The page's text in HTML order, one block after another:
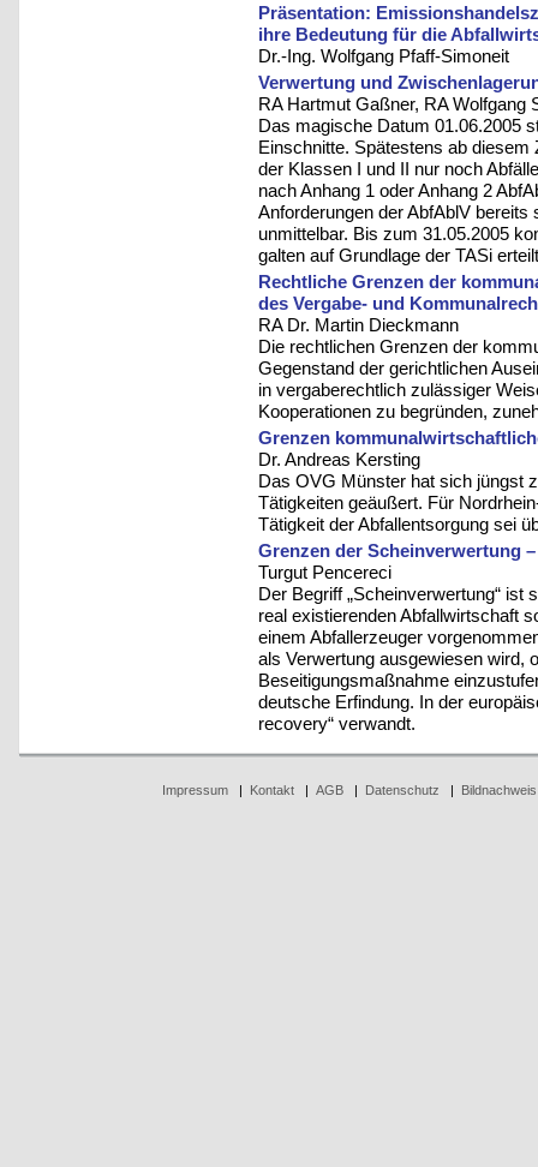
Präsentation:
ihre Bedeutung für die
Dr.-Ing. Wolfgang Pfaff-Simoneit
Verwertung und
RA Hartmut Gaßner, RA Wolfgang
Das magische Datum 01.06.2005
Einschnitte. Spätestens ab diesem
der Klassen I und II nur noch
nach Anhang 1 oder Anhang 2
Anforderungen der AbfAblV
unmittelbar. Bis zum 31.05.2005
galten auf Grundlage der TASi
Rechtliche Grenzen der
des Vergabe- und
RA Dr. Martin Dieckmann
Die rechtlichen Grenzen der
Gegenstand der gerichtlichen
in vergaberechtlich zulässiger
Kooperationen zu begründen,
Grenzen
Dr. Andreas Kersting
Das OVG Münster hat sich jüngst
Tätigkeiten geäußert. Für
Tätigkeit der Abfallentsorgung sei
Grenzen der Scheinverwertung
Turgut Pencereci
Der Begriff „Scheinverwertung“ ist
real existierenden Abfallwirtschaft
einem Abfallerzeuger
als Verwertung ausgewiesen wird,
Beseitigungsmaßnahme
deutsche Erfindung. In der
recovery“ verwandt.
Impressum| Kontakt| AGB| Datenschutz | Bildnachweis